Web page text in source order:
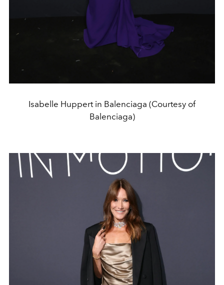
Isabelle Huppert in Balenciaga (Courtesy of
Balenciaga)